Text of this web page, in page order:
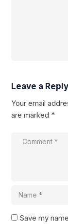
Leave a Reply
Your email
are marked *
Save my